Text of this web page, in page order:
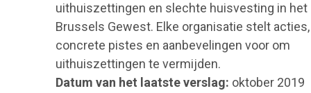
uithuiszettingen en slechte huisvesting in het
Brussels Gewest. Elke organisatie stelt acties,
concrete pistes en aanbevelingen voor om
uithuiszettingen te vermijden.
Datum van het laatste verslag: oktober 2019